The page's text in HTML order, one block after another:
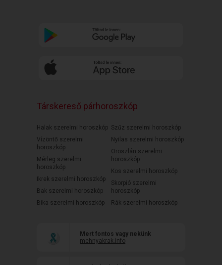
Társkereső párhoroszkóp
Halak szerelmi horoszkóp
Vízöntő szerelmi
horoszkóp
Mérleg szerelmi
horoszkóp
Ikrek szerelmi horoszkóp
Bak szerelmi horoszkóp
Bika szerelmi horoszkóp
Szűz szerelmi horoszkóp
Nyilas szerelmi horoszkóp
Oroszlán szerelmi
horoszkóp
Kos szerelmi horoszkóp
Skorpió szerelmi
horoszkóp
Rák szerelmi horoszkóp
Mert fontos vagy nekünk
mehnyakrak.info